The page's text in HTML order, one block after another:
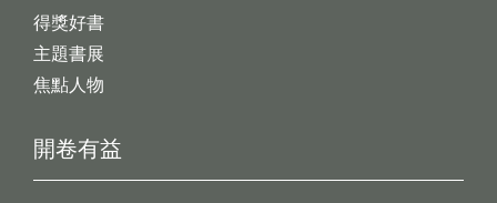
開卷有益
得獎好書
主題書展
焦點人物